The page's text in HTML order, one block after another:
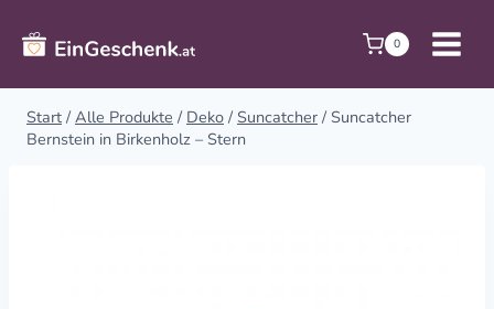
Inhalt
springen
0
Start / Alle Produkte / Deko / Suncatcher / Suncatcher
Bernstein in Birkenholz – Stern